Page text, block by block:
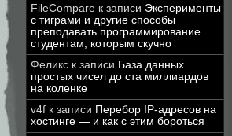
FileCompare к записи Эксперименты
с тиграми и другие способы
преподавать программирование
студентам, которым скучно
Феликс к записи База данных
простых чисел до ста миллиардов
на коленке
v4f к записи Перебор IP-адресов на
хостинге — и как с этим бороться